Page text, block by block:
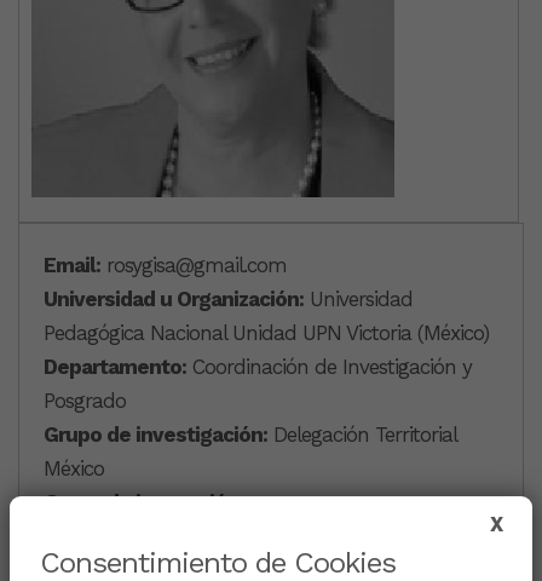
Email: rosygisa@gmail.com
Universidad u Organización: Universidad
Pedagógica Nacional Unidad UPN Victoria (México)
Departamento: Coordinación de Investigación y
Posgrado
Grupo de investigación: Delegación Territorial
México
Grupo de innovación:
X
Consentimiento de Cookies